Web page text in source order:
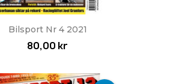
Bilsport Nr 4 2021
80,00 kr